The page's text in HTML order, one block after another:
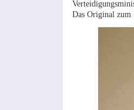
Das Original